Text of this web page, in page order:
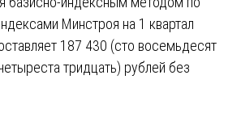
Минстроя на 1 квартал
187 430 (сто восемьдесят
тридцать) рублей без